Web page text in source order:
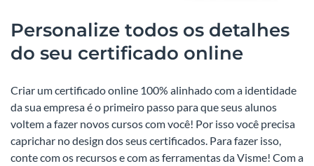
Personalize todos os detalhes
do seu certificado online
Criar um certificado online 100% alinhado com a identidade
da sua empresa é o primeiro passo para que seus alunos
voltem a fazer novos cursos com você! Por isso você precisa
caprichar no design dos seus certificados. Para fazer isso,
conte com os recursos e com as ferramentas da Visme! Com a